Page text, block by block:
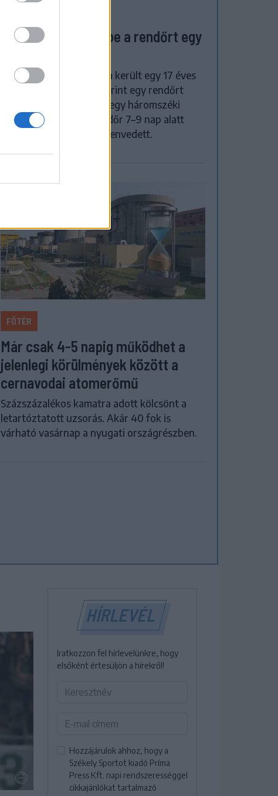
Hátulról ütötte fejbe a rendőrt egy
Előzetes letartóztatásba került egy 17 éves
lány, miután a gyanú szerint egy rendőrt
ütött fejbe egy fabottal egy háromszéki
intézkedés során. A rendőr 7–9 nap alatt
gyógyuló sérüléseket szenvedett.
FŐTÉR
Már csak 4-5 napig működhet a
jelenlegi körülmények között a
cernavodai atomerőmű
Százszázalékos kamatra adott kölcsönt a
letartóztatott uzsorás. Akár 40 fok is
várható vasárnap a nyugati országrészben.
HÍRLEVÉL
Iratkozzon fel hírlevelünkre, hogy
elsőként értesüljön a hírekről!
Hozzájárulok ahhoz, hogy a
Székely Sportot kiadó Príma
Press Kft. napi rendszerességgel
cikkajánlókat tartalmazó